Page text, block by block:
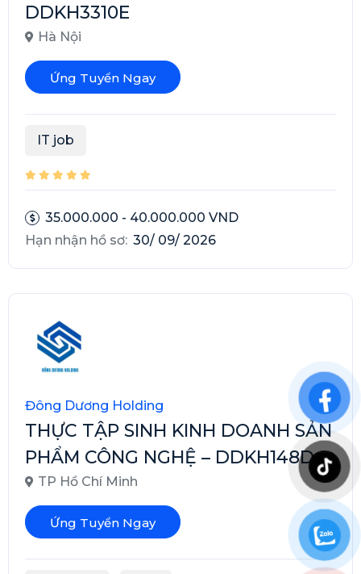
DDKH3310E
Hà Nội
Ứng Tuyển Ngay
IT job
35.000.000 - 40.000.000 VND
Hạn nhận hồ sơ: 30/ 09/ 2026
Đông Dương Holding
THỰC TẬP SINH KINH DOANH SẢN
PHẨM CÔNG NGHỆ – DDKH148D
TP Hồ Chí Minh
Ứng Tuyển Ngay